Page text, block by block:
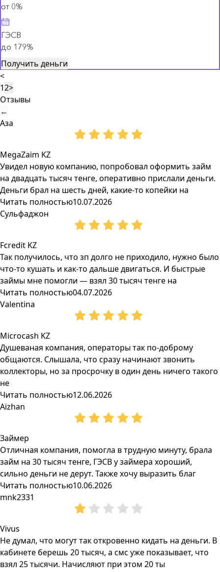
от 0%
ГЭСВ
до 179%
Получить деньги
<
12>
Отзывы
←
Аза
MegaZaim KZ
Увидел новую компанию, попробовал оформить займ
на двадцать тысяч тенге, оперативно прислали деньги.
Деньги брал на шесть дней, какие-то копейки на
Читать полностью10.07.2026
Сульфаджон
Fcredit KZ
Так получилось, что зп долго не приходило, нужно было
что-то кушать и как-то дальше двигаться. И быстрые
займы мне помогли — взял 30 тысяч тенге на
Читать полностью04.07.2026
Valentina
Microcash KZ
Душеваная компания, операторы так по-доброму
общаются. Слышала, что сразу начинают звонить
коллекторы, но за просрочку в один день ничего такого
не
Читать полностью12.06.2026
Aizhan
Займер
Отличная компания, помогла в трудную минуту, брала
займ на 30 тысяч тенге, ГЭСВ у займера хороший,
сильно деньги не дерут. Также хочу выразить благ
Читать полностью10.06.2026
mnk2331
Vivus
Не думал, что могут так откровенно кидать на деньги. В
кабинете берешь 20 тысяч, а смс уже показывает, что
взял 25 тысячи. Начисляют при этом 20 ты